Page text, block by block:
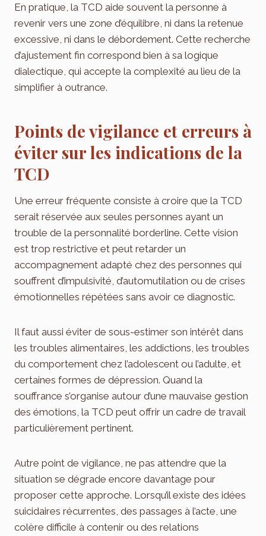
En pratique, la TCD aide souvent la personne à
revenir vers une zone d’équilibre, ni dans la retenue
excessive, ni dans le débordement. Cette recherche
d’ajustement fin correspond bien à sa logique
dialectique, qui accepte la complexité au lieu de la
simplifier à outrance.
Points de vigilance et erreurs à
éviter sur les indications de la
TCD
Une erreur fréquente consiste à croire que la TCD
serait réservée aux seules personnes ayant un
trouble de la personnalité borderline. Cette vision
est trop restrictive et peut retarder un
accompagnement adapté chez des personnes qui
souffrent d’impulsivité, d’automutilation ou de crises
émotionnelles répétées sans avoir ce diagnostic.
Il faut aussi éviter de sous-estimer son intérêt dans
les troubles alimentaires, les addictions, les troubles
du comportement chez l’adolescent ou l’adulte, et
certaines formes de dépression. Quand la
souffrance s’organise autour d’une mauvaise gestion
des émotions, la TCD peut offrir un cadre de travail
particulièrement pertinent.
Autre point de vigilance, ne pas attendre que la
situation se dégrade encore davantage pour
proposer cette approche. Lorsqu’il existe des idées
suicidaires récurrentes, des passages à l’acte, une
colère difficile à contenir ou des relations